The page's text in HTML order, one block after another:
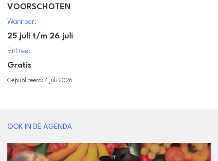
VOORSCHOTEN
Wanneer:
25 juli t/m 26 juli
Entree:
Gratis
Gepubliceerd: 4 juli 2026
OOK IN DE AGENDA